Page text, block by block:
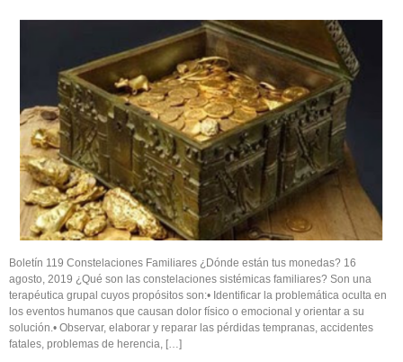
Boletín 119 Constelaciones Familiares ¿Dónde están tus monedas? 16
agosto, 2019 ¿Qué son las constelaciones sistémicas familiares? Son una
terapéutica grupal cuyos propósitos son:• Identificar la problemática oculta en
los eventos humanos que causan dolor físico o emocional y orientar a su
solución.• Observar, elaborar y reparar las pérdidas tempranas, accidentes
fatales, problemas de herencia, […]